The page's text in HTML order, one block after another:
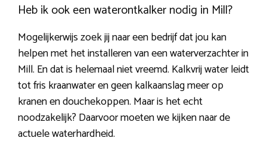
Heb ik ook een waterontkalker nodig in Mill?
Mogelijkerwijs zoek jij naar een bedrijf dat jou kan
helpen met het installeren van een waterverzachter in
Mill. En dat is helemaal niet vreemd. Kalkvrij water leidt
tot fris kraanwater en geen kalkaanslag meer op
kranen en douchekoppen. Maar is het echt
noodzakelijk? Daarvoor moeten we kijken naar de
actuele waterhardheid.